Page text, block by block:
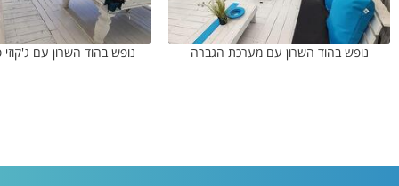
נופש בהוד השרון עם מערכת הגברה נופש בהוד השרון עם